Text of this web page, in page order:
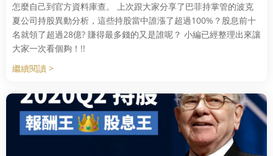
怎麼自己到官方資料庫查。 上次跟大家分享了巴菲持掌管的波克
夏公司持股異動分析，這些持股當中誰漲了超過100%？股息前十
名就領了超過28億? 賺得最多錢的又是誰呢？ 小編已經整理出來讓
大家一次看個夠！!!
繼續閱讀 >